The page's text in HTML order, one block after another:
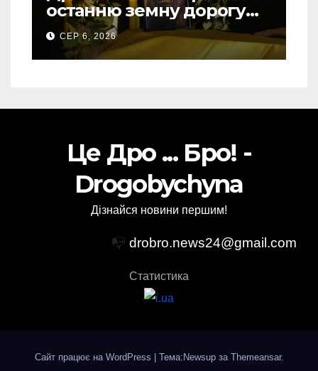
останню земну дорогу
свого Захисника – Олега
Торського
СЕР 6, 2026
Це Дро ... Бро! -
Drogobychyna
Дізнайся новини першим!
📭 drobro.news24@gmail.com
Статистика
Сайт працює на WordPress Тема:Newsup за Themeansar.